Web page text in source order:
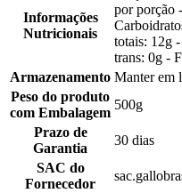
Informações
Nutricionais
por porção
totais: 12g
trans: 0g -
Armazenamento Manter em
Peso do produto
com Embalagem
500g
Prazo de
Garantia
30 dias
SAC do
Fornecedor